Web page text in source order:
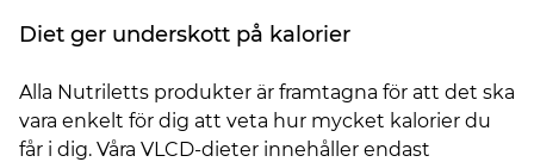
Diet ger underskott på kalorier
Alla Nutriletts produkter är framtagna för att det ska
vara enkelt för dig att veta hur mycket kalorier du
får i dig. Våra VLCD-dieter innehåller endast